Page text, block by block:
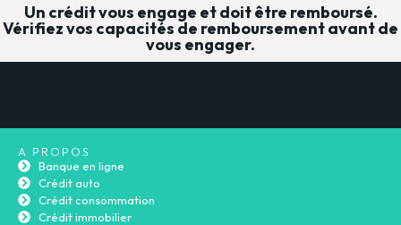
Un crédit vous engage et doit être remboursé.
Vérifiez vos capacités de remboursement avant de
vous engager.
A PROPOS
Banque en ligne
Crédit auto
Crédit consommation
Crédit immobilier